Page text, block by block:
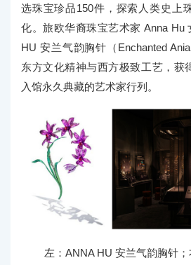
选珠宝珍品150件，探索人类史上
化。旅欧华裔珠宝艺术家 Anna Hu
HU 安兰气韵胸针（Enchanted
东方文化精神与西方极致工艺，获
入馆永久典藏的艺术家行列。
左：ANNA HU 安兰气韵胸针